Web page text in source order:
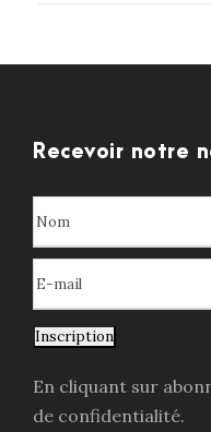
Recevoir notre
Inscription
En cliquant sur
de confidentialité.